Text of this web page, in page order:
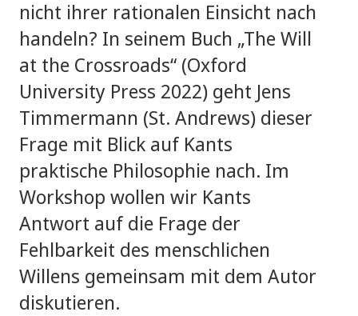
nicht ihrer rationalen Einsicht nach
handeln? In seinem Buch „The Will
at the Crossroads“ (Oxford
University Press 2022) geht Jens
Timmermann (St. Andrews) dieser
Frage mit Blick auf Kants
praktische Philosophie nach. Im
Workshop wollen wir Kants
Antwort auf die Frage der
Fehlbarkeit des menschlichen
Willens gemeinsam mit dem Autor
diskutieren.